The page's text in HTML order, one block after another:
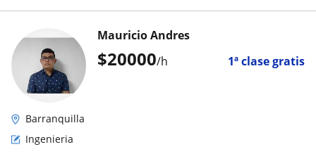
$20000/h 1ª clase gratis
Mauricio Andres
Barranquilla
Ingenieria